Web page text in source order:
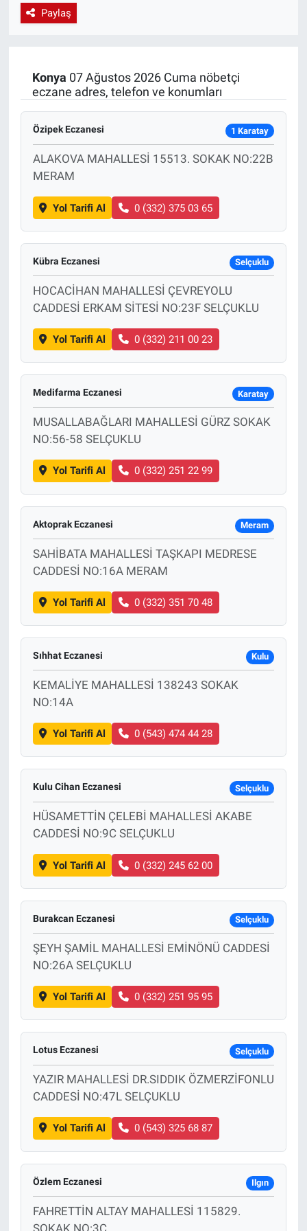
Paylaş
Konya 07 Ağustos 2026 Cuma nöbetçi
eczane adres, telefon ve konumları
Özipek Eczanesi 1 Karatay
ALAKOVA MAHALLESİ 15513. SOKAK NO:22B
MERAM
Yol Tarifi Al 0 (332) 375 03 65
Kübra Eczanesi Selçuklu
HOCACİHAN MAHALLESİ ÇEVREYOLU
CADDESİ ERKAM SİTESİ NO:23F SELÇUKLU
Yol Tarifi Al 0 (332) 211 00 23
Medifarma Eczanesi Karatay
MUSALLABAĞLARI MAHALLESİ GÜRZ SOKAK
NO:56-58 SELÇUKLU
Yol Tarifi Al 0 (332) 251 22 99
Aktoprak Eczanesi Meram
SAHİBATA MAHALLESİ TAŞKAPI MEDRESE
CADDESİ NO:16A MERAM
Yol Tarifi Al 0 (332) 351 70 48
Sıhhat Eczanesi Kulu
KEMALİYE MAHALLESİ 138243 SOKAK
NO:14A
Yol Tarifi Al 0 (543) 474 44 28
Kulu Cihan Eczanesi Selçuklu
HÜSAMETTİN ÇELEBİ MAHALLESİ AKABE
CADDESİ NO:9C SELÇUKLU
Yol Tarifi Al 0 (332) 245 62 00
Burakcan Eczanesi Selçuklu
ŞEYH ŞAMİL MAHALLESİ EMİNÖNÜ CADDESİ
NO:26A SELÇUKLU
Yol Tarifi Al 0 (332) 251 95 95
Lotus Eczanesi Selçuklu
YAZIR MAHALLESİ DR.SIDDIK ÖZMERZİFONLU
CADDESİ NO:47L SELÇUKLU
Yol Tarifi Al 0 (543) 325 68 87
Özlem Eczanesi Ilgın
FAHRETTİN ALTAY MAHALLESİ 115829.
SOKAK NO:3C
EndüstriST
Endüstri 4.0 Uygulamaları
Ağır Sanayi Çözümleri